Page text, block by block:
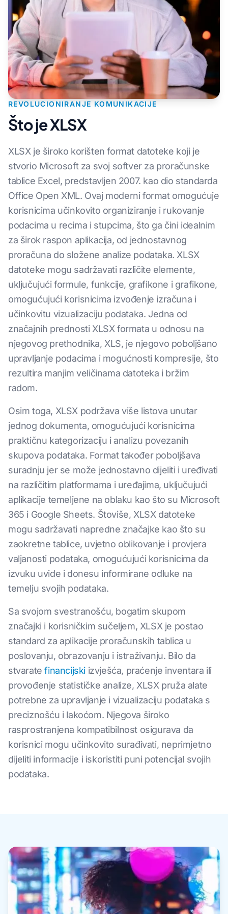
REVOLUCIONIRANJE KOMUNIKACIJE
Što je XLSX
XLSX je široko korišten format datoteke koji je
stvorio Microsoft za svoj softver za proračunske
tablice Excel, predstavljen 2007. kao dio standarda
Office Open XML. Ovaj moderni format omogućuje
korisnicima učinkovito organiziranje i rukovanje
podacima u recima i stupcima, što ga čini idealnim
za širok raspon aplikacija, od jednostavnog
proračuna do složene analize podataka. XLSX
datoteke mogu sadržavati različite elemente,
uključujući formule, funkcije, grafikone i grafikone,
omogućujući korisnicima izvođenje izračuna i
učinkovitu vizualizaciju podataka. Jedna od
značajnih prednosti XLSX formata u odnosu na
njegovog prethodnika, XLS, je njegovo poboljšano
upravljanje podacima i mogućnosti kompresije, što
rezultira manjim veličinama datoteka i bržim
radom.
Osim toga, XLSX podržava više listova unutar
jednog dokumenta, omogućujući korisnicima
praktičnu kategorizaciju i analizu povezanih
skupova podataka. Format također poboljšava
suradnju jer se može jednostavno dijeliti i uređivati
na različitim platformama i uređajima, uključujući
aplikacije temeljene na oblaku kao što su Microsoft
365 i Google Sheets. Štoviše, XLSX datoteke
mogu sadržavati napredne značajke kao što su
zaokretne tablice, uvjetno oblikovanje i provjera
valjanosti podataka, omogućujući korisnicima da
izvuku uvide i donesu informirane odluke na
temelju svojih podataka.
Sa svojom svestranošću, bogatim skupom
značajki i korisničkim sučeljem, XLSX je postao
standard za aplikacije proračunskih tablica u
poslovanju, obrazovanju i istraživanju. Bilo da
stvaratefinancijski izvješća, praćenje inventara ili
provođenje statističke analize, XLSX pruža alate
potrebne za upravljanje i vizualizaciju podataka s
preciznošću i lakoćom. Njegova široko
rasprostranjena kompatibilnost osigurava da
korisnici mogu učinkovito surađivati, neprimjetno
dijeliti informacije i iskoristiti puni potencijal svojih
podataka.